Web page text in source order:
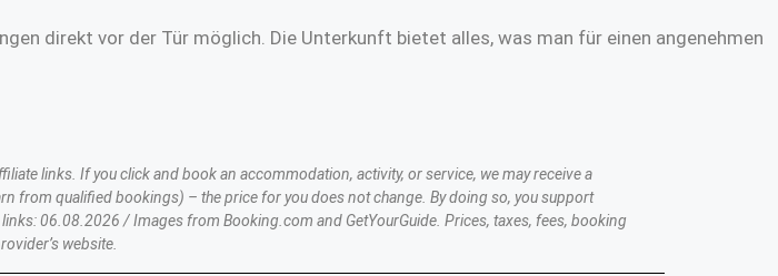
direkt vor der Tür möglich. Die Unterkunft bietet alles, was man für einen angenehmen
links. If you click and book an accommodation, activity, or service, we may receive a
from qualified bookings) – the price for you does not change. By doing so, you support
06.08.2026 / Images from Booking.com and GetYourGuide. Prices, taxes, fees, booking
website.